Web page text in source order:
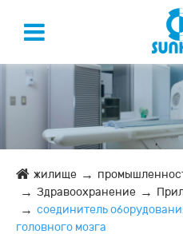
жилище
Здравоохранение
соединитель
головного мозга